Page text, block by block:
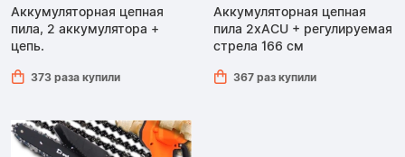
Аккумуляторная цепная
пила, 2 аккумулятора +
цепь.
373 раза купили
Аккумуляторная цепная
пила 2xACU + регулируемая
стрела 166 см
367 раз купили